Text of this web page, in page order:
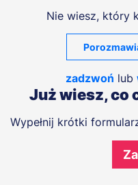
Nie wiesz, który
zadzwoń lub
Już wiesz, co
Wypełnij krótki